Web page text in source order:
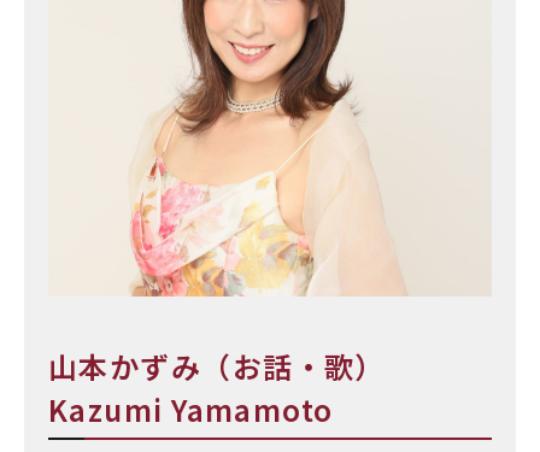
山本かずみ（お話・歌）
Kazumi Yamamoto